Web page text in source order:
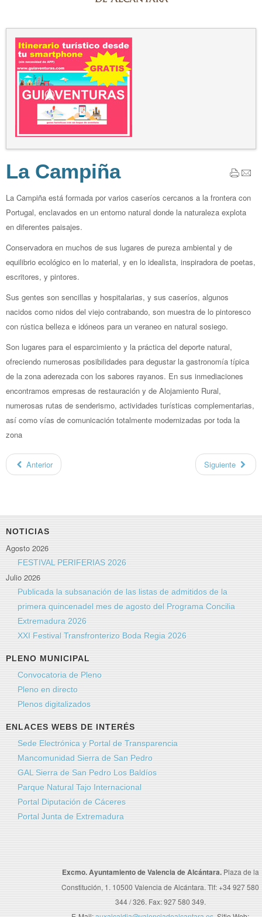
La Campiña
La Campiña está formada por varios caseríos cercanos a la frontera con
Portugal, enclavados en un entorno natural donde la naturaleza explota
en diferentes paisajes.
Conservadora en muchos de sus lugares de pureza ambiental y de
equilibrio ecológico en lo material, y en lo idealista, inspiradora de poetas,
escritores, y pintores.
Sus gentes son sencillas y hospitalarias, y sus caseríos, algunos
nacidos como nidos del viejo contrabando, son muestra de lo pintoresco
con rústica belleza e idóneos para un veraneo en natural sosiego.
Son lugares para el esparcimiento y la práctica del deporte natural,
ofreciendo numerosas posibilidades para degustar la gastronomía típica
de la zona aderezada con los sabores rayanos. En sus inmediaciones
encontramos empresas de restauración y de Alojamiento Rural,
numerosas rutas de senderismo, actividades turísticas complementarias,
así como vías de comunicación totalmente modernizadas por toda la
zona
Anterior Siguiente
NOTICIAS
Agosto 2026
FESTIVAL PERIFERIAS 2026
Julio 2026
Publicada la subsanación de las listas de admitidos de la
primera quincenadel mes de agosto del Programa Concilia
Extremadura 2026
XXI Festival Transfronterizo Boda Regia 2026
PLENO MUNICIPAL
Convocatoria de Pleno
Pleno en directo
Plenos digitalizados
ENLACES WEBS DE INTERÉS
Sede Electrónica y Portal de Transparencia
Mancomunidad Sierra de San Pedro
GAL Sierra de San Pedro Los Baldíos
Parque Natural Tajo Internacional
Portal Diputación de Cáceres
Portal Junta de Extremadura
Excmo. Ayuntamiento de Valencia de Alcántara. Plaza de la
Constitución, 1. 10500 Valencia de Alcántara. Tlf: +34 927 580
344 / 326. Fax: 927 580 349.